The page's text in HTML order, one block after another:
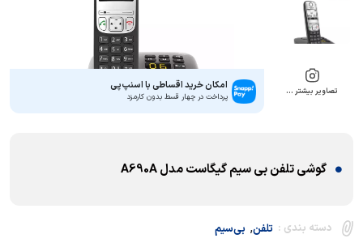
تصاویر بیشتر … امکان خرید اقساطی با اسنپ‌پی
پرداخت در چهار قسط بدون کارمزد
گوشی تلفن بی سیم گیگاست مدل A690A
دسته بندی : تلفن, بی‌سیم